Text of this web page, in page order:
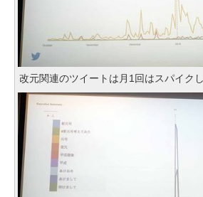
改元関連のツイートは月1回はスパイク